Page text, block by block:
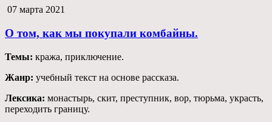
07 марта 2021
О том, как мы покупали комбайны.
Темы: кража, приключение.
Жанр: учебный текст на основе рассказа.
Лексика: монастырь, скит, преступник, вор, тюрьма, украсть,
переходить границу.